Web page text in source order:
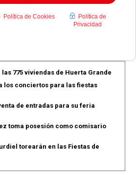
775 viviendas de Huerta Grande
los conciertos para las fiestas
de entradas para su feria
toma posesión como comisario
torearán en las Fiestas de